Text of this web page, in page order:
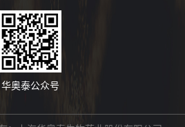
华奥泰公众号